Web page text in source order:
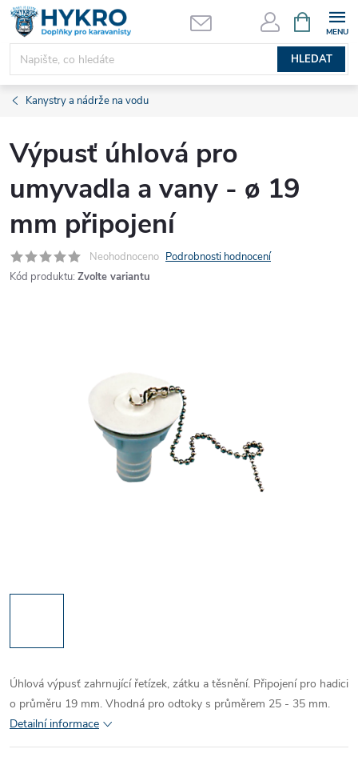
Přejít
obsah
HLEDAT
NÁKUPNÍ
KOŠÍK
Kanystry a nádrže na vodu
Výpusť úhlová pro
umyvadla a vany - ø 19
mm připojení
Neohodnoceno Podrobnosti hodnocení
Kód produktu: Zvolte variantu
Úhlová výpusť zahrnující řetízek, zátku a těsnění. Připojení pro hadici
o průměru 19 mm. Vhodná pro odtoky s průměrem 25 - 35 mm.
Detailní informace